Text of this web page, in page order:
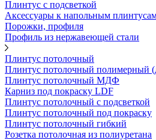
Плинтус с подсветкой
Аксессуары к напольным
Порожки, профиля
Профиль из нержавеющей стали
Плинтус потолочный
Плинтус потолочный полимерный
Плинтус потолочный МДФ
Карниз под покраску LDF
Плинтус потолочный с подсветкой
Плинтус потолочный под покраску
Плинтус потолочный гибкий
Розетка потолочная из полиуретана